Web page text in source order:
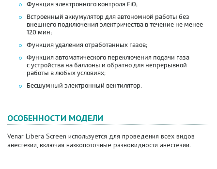
Функция электронного контроля FiO;
Встроенный аккумулятор для автономной работы без
внешнего подключения электричества в течение не менее
120 мин;
Функция удаления отработанных газов;
Функция автоматического переключения подачи газа
с устройства на баллоны и обратно для непрерывной
работы в любых условиях;
Бесшумный электронный вентилятор.
ОСОБЕННОСТИ МОДЕЛИ
Venar Libera Screen используется для проведения всех видов
анестезии, включая назкопоточные разновидности анестезии.